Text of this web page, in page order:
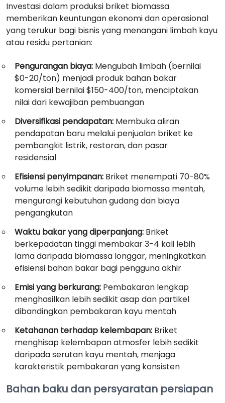
Investasi dalam produksi briket biomassa
memberikan keuntungan ekonomi dan operasional
yang terukur bagi bisnis yang menangani limbah kayu
atau residu pertanian:
Pengurangan biaya: Mengubah limbah (bernilai
$0-20/ton) menjadi produk bahan bakar
komersial bernilai $150-400/ton, menciptakan
nilai dari kewajiban pembuangan
Diversifikasi pendapatan: Membuka aliran
pendapatan baru melalui penjualan briket ke
pembangkit listrik, restoran, dan pasar
residensial
Efisiensi penyimpanan: Briket menempati 70-80%
volume lebih sedikit daripada biomassa mentah,
mengurangi kebutuhan gudang dan biaya
pengangkutan
Waktu bakar yang diperpanjang: Briket
berkepadatan tinggi membakar 3-4 kali lebih
lama daripada biomassa longgar, meningkatkan
efisiensi bahan bakar bagi pengguna akhir
Emisi yang berkurang: Pembakaran lengkap
menghasilkan lebih sedikit asap dan partikel
dibandingkan pembakaran kayu mentah
Ketahanan terhadap kelembapan: Briket
menghisap kelembapan atmosfer lebih sedikit
daripada serutan kayu mentah, menjaga
karakteristik pembakaran yang konsisten
Bahan baku dan persyaratan persiapan